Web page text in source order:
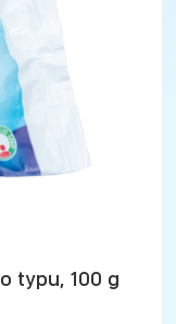
typu, 100 g